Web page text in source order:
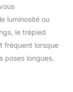
luminosité ou
le trépied
fréquent lorsque
poses longues.